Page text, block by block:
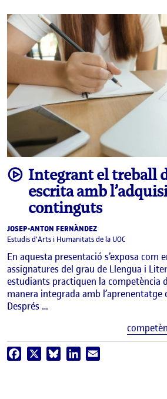
videoIntegrant el treball
escrita amb
continguts
JOSEP-ANTON FERNÀNDEZ
Estudis d'Arts i Humanitats de la UOC
En aquesta presentació s’exposa com
assignatures del grau de Llengua i
estudiants practiquen la competència
manera integrada amb l’aprenentatge
Després …
Facebook BlueskyLinkedIn